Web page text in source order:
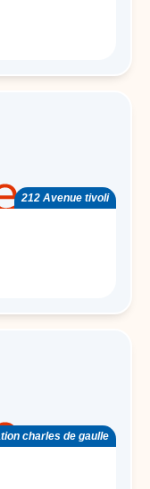
212 Avenue tivoli
charles de gaulle